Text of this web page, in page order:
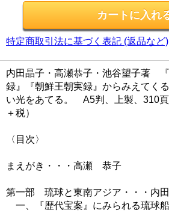
特定商取引法に基づく表記 (返品など)
内田晶子・高瀬恭子・池谷望子著
録』『朝鮮王朝実録』からみえてく
い光をあてる。 A5判、上製、310
＋税）
〈目次〉
まえがき・・・高瀬 恭子
第一部 琉球と東南アジア・・・内
一、『歴代宝案』にみられる琉球